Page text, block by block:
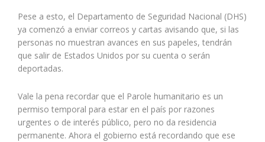
Pese a esto, el Departamento de Seguridad Nacional (DHS)
ya comenzó a enviar correos y cartas avisando que, si las
personas no muestran avances en sus papeles, tendrán
que salir de Estados Unidos por su cuenta o serán
deportadas.
Vale la pena recordar que el Parole humanitario es un
permiso temporal para estar en el país por razones
urgentes o de interés público, pero no da residencia
permanente. Ahora el gobierno está recordando que ese